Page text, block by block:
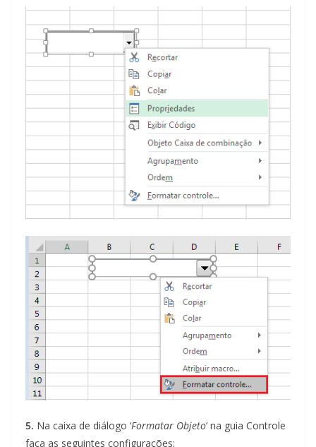
5. Na caixa de diálogo ‘Formatar Objeto‘ na guia Controle
faça as seguintes configurações: